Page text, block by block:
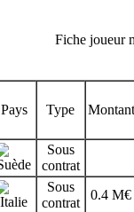
Fiche joueur
Pays Type Montant
Sous
contrat
Sous
contrat
0.4 M€